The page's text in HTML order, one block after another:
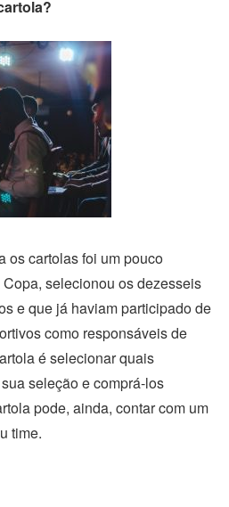
os cartolas foi um pouco
selecionou os dezesseis
e que já haviam participado de
como responsáveis de
é selecionar quais
seleção e comprá-los
pode, ainda, contar com um
time.